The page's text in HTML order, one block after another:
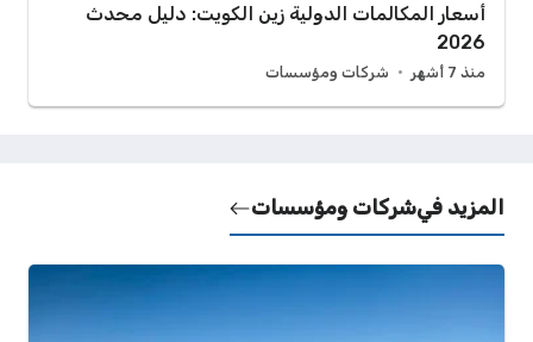
أسعار المكالمات الدولية زين الكويت: دليل محدث
2026
منذ 7 أشهر شركات ومؤسسات
المزيد فيشركات ومؤسسات